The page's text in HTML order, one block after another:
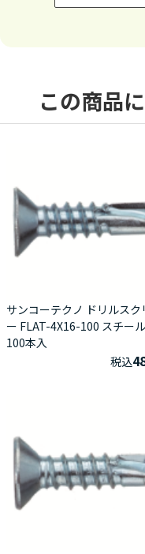
この商品
サンコーテクノ ドリルスク
ー FLAT-4X16-100 スチー
100本入
税込